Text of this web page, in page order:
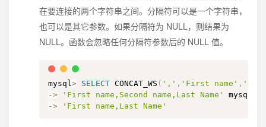
在要连接的两个字符串之间。分隔符可以是一个字符串，
也可以是其它参数。如果分隔符为 NULL，则结果为
NULL。函数会忽略任何分隔符参数后的 NULL 值。
mysql> SELECT CONCAT_WS ( ',' , 'First name' ,
-> 'First name,Second name,Last Name' mysql
-> 'First name,Last Name'